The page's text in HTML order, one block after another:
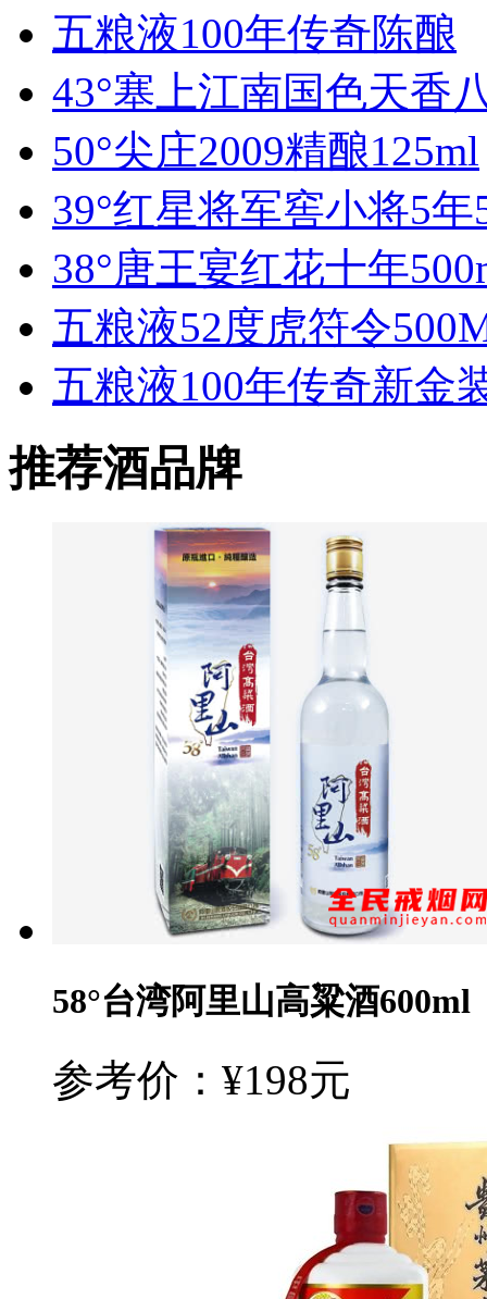
五粮液100年传奇陈酿
43°塞上江南国色天香
50°尖庄2009精酿125ml
39°红星将军窖小将5年
38°唐王宴红花十年
五粮液52度虎符令
五粮液100年传奇新金
推荐酒品牌
58°台湾阿里山高粱酒600ml
参考价：¥198元